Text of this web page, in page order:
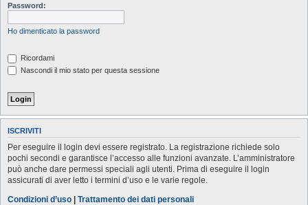
Password:
Ho dimenticato la password
Ricordami
Nascondi il mio stato per questa sessione
ISCRIVITI
Per eseguire il login devi essere registrato. La registrazione richiede solo
pochi secondi e garantisce l’accesso alle funzioni avanzate. L’amministratore
può anche dare permessi speciali agli utenti. Prima di eseguire il login
assicurati di aver letto i termini d’uso e le varie regole.
Condizioni d’uso | Trattamento dei dati personali